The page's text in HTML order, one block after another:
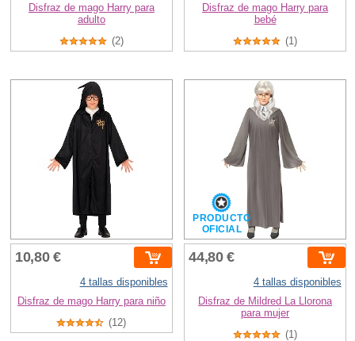
Disfraz de mago Harry para
adulto
(2)
Disfraz de mago Harry para
bebé
(1)
10,80 €
4 tallas disponibles
Disfraz de mago Harry para niño
(12)
PRODUCTO
OFICIAL
44,80 €
4 tallas disponibles
Disfraz de Mildred La Llorona
para mujer
(1)